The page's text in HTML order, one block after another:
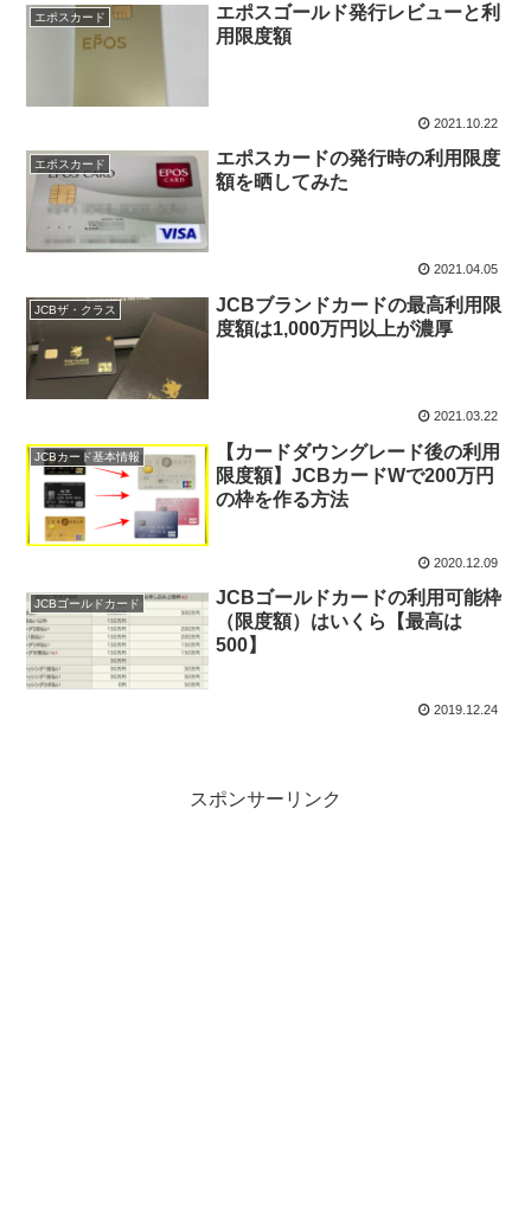
エポスカード
エポスゴールド発行レビューと利
用限度額
2021.10.22
エポスカード
エポスカードの発行時の利用限度
額を晒してみた
2021.04.05
JCBザ・クラス
JCBブランドカードの最高利用限
度額は1,000万円以上が濃厚
2021.03.22
JCBカード基本情報
【カードダウングレード後の利用
限度額】JCBカードWで200万円
の枠を作る方法
2020.12.09
JCBゴールドカード
JCBゴールドカードの利用可能枠
（限度額）はいくら【最高は
500】
2019.12.24
スポンサーリンク